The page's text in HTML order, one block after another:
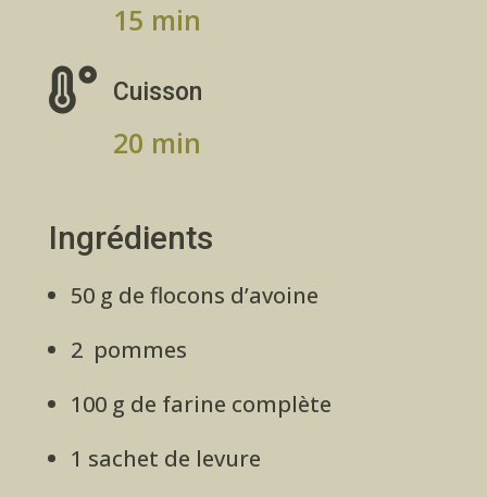
15 min
 Cuisson
20 min
Ingrédients
50 g de flocons d’avoine
2 pommes
100 g de farine complète
1 sachet de levure